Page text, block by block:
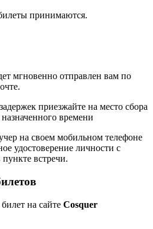
принимаются.
мгновенно отправлен вам по
приезжайте на место сбора
времени
на своем мобильном телефоне
удостоверение личности с
встречи.
на сайте Cosquer